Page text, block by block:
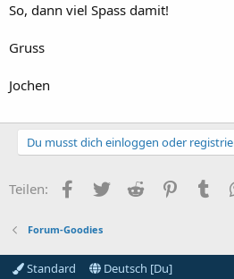
So, dann viel Spass damit!
Gruss
Jochen
Du musst dich einloggen oder
Teilen: Facebook
Twitter Reddit Pinterest
Forum-Goodies
Standard Deutsch [Du]